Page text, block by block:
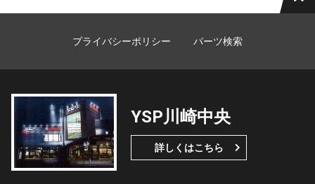
プライバシーポリシー パーツ検索
YSP川崎中央
詳しくはこちら